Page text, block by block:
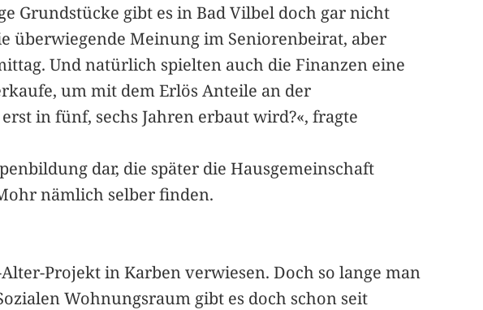
Grundstücke gibt es in Bad Vilbel doch gar nicht
überwiegende Meinung im Seniorenbeirat, aber
Und natürlich spielten auch die Finanzen eine
um mit dem Erlös Anteile an der
in fünf, sechs Jahren erbaut wird?«, fragte
dar, die später die Hausgemeinschaft
nämlich selber finden.
Projekt in Karben verwiesen. Doch so lange man
Wohnungsraum gibt es doch schon seit